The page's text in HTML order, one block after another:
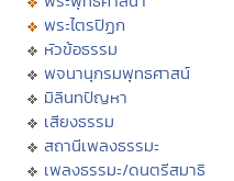
พระไตรปิฏก
หัวข้อธรรม
พจนานุกรมพุทธศาสน์
มิลินทปัญหา
เสียงธรรม
สถานีเพลงธรรมะ
เพลงธรรมะ/ดนตรีสมาธิ